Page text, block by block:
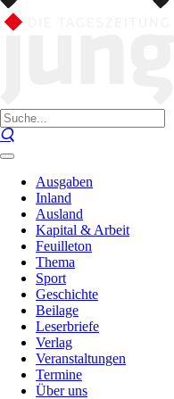
Ausgaben
Inland
Ausland
Kapital & Arbeit
Feuilleton
Thema
Sport
Geschichte
Beilage
Leserbriefe
Verlag
Veranstaltungen
Termine
Über uns